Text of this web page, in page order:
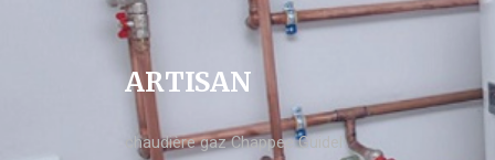
ARTISAN
chaudière gaz Chappee Guidel